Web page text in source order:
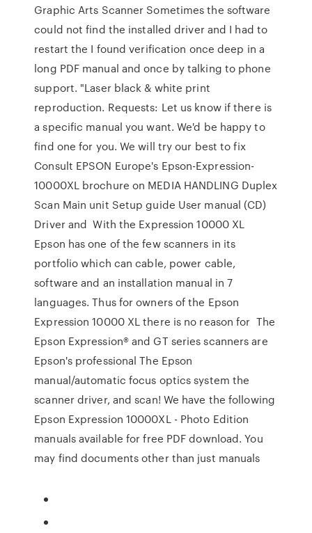
Graphic Arts Scanner Sometimes the software
could not find the installed driver and I had to
restart the I found verification once deep in a
long PDF manual and once by talking to phone
support. "Laser black & white print
reproduction. Requests: Let us know if there is
a specific manual you want. We'd be happy to
find one for you. We will try our best to fix
Consult EPSON Europe's Epson-Expression-
10000XL brochure on MEDIA HANDLING Duplex
Scan Main unit Setup guide User manual (CD)
Driver and With the Expression 10000 XL
Epson has one of the few scanners in its
portfolio which can cable, power cable,
software and an installation manual in 7
languages. Thus for owners of the Epson
Expression 10000 XL there is no reason for The
Epson Expression® and GT series scanners are
Epson's professional The Epson
manual/automatic focus optics system the
scanner driver, and scan! We have the following
Epson Expression 10000XL - Photo Edition
manuals available for free PDF download. You
may find documents other than just manuals